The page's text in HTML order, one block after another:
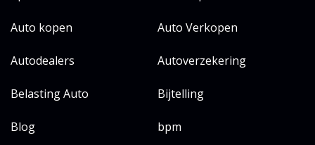
Auto kopen Auto Verkopen
Autodealers Autoverzekering
Belasting Auto Bijtelling
Blog bpm